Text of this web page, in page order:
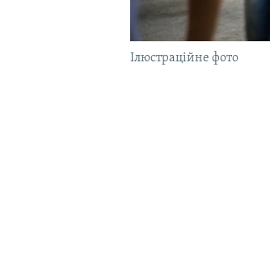
Ілюстраційне фото